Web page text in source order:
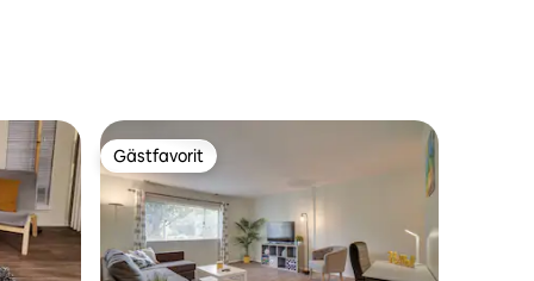
Gästfavorit
Gästfavorit